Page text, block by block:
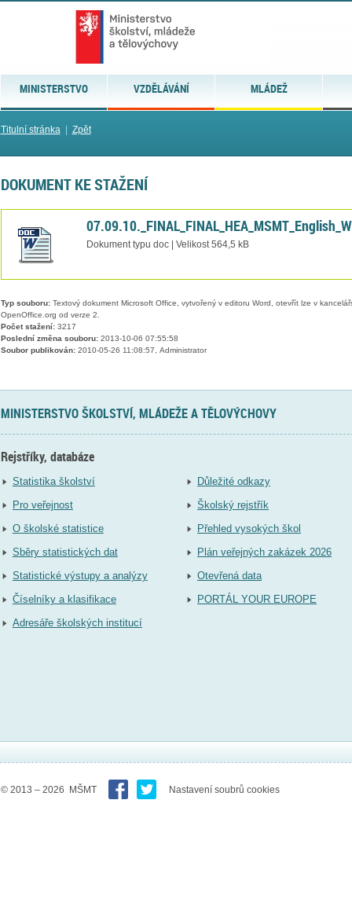
MINISTERSTVO VZDĚLÁVÁNÍ MLÁDEŽ
Titulní stránka| Zpět
DOKUMENT KE STAŽENÍ
Dokument typu doc | Velikost 564,5 kB
Typ souboru:Textový dokument Microsoft Office, vytvořený v editoru Word, otevřít lze v
OpenOffice.org od verze 2.
Počet stažení:3217
Poslední změna souboru:2013-10-06 07:55:58
Soubor publikován:2010-05-26 11:08:57, Administrator
MINISTERSTVO ŠKOLSTVÍ, MLÁDEŽE A TĚLOVÝCHOVY
Rejstříky, databáze
Statistika školství
Pro veřejnost
O školské statistice
Sběry statistických dat
Statistické výstupy a analýzy
Číselníky a klasifikace
Adresáře školských institucí
Důležité odkazy
Školský rejstřík
Přehled vysokých škol
Plán veřejných zakázek 2026
Otevřená data
PORTÁL YOUR EUROPE
© 2013 – 2026 MŠMT Nastavení soubrů cookies